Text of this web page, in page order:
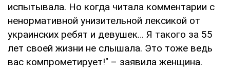
испытывала. Но когда читала комментарии с
ненормативной унизительной лексикой от
украинских ребят и девушек… Я такого за 55
лет своей жизни не слышала. Это тоже ведь
вас компрометирует!" – заявила женщина.